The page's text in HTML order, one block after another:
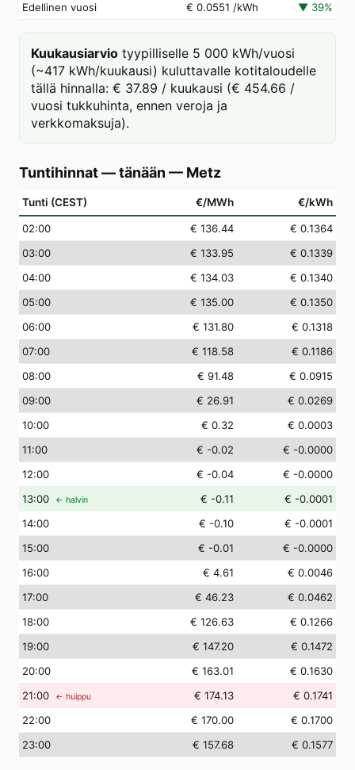
Edellinen vuosi
€ 0.0551 /kWh ▼ 39%
Kuukausiarvio tyypilliselle 5 000 kWh/vuosi
(~417 kWh/kuukausi) kuluttavalle kotitaloudelle
tällä hinnalla: € 37.89 / kuukausi (€ 454.66 /
vuosi tukkuhinta, ennen veroja ja
verkkomaksuja).
Tuntihinnat — tänään — Metz
Tunti (CEST) €/MWh €/kWh
02:00 € 136.44
€ 0.1364
03:00 € 133.95
€ 0.1339
04:00 € 134.03
€ 0.1340
05:00 € 135.00
€ 0.1350
06:00 € 131.80
€ 0.1318
07:00 € 118.58
€ 0.1186
08:00 € 91.48
€ 0.0915
09:00 € 26.91
€ 0.0269
10:00 € 0.32
€ 0.0003
11:00 € -0.02
€ -0.0000
12:00 € -0.04
€ -0.0000
13:00 ← halvin € -0.11
€ -0.0001
14:00 € -0.10
€ -0.0001
15:00 € -0.01
€ -0.0000
16:00 € 4.61
€ 0.0046
17:00 € 46.23
€ 0.0462
18:00 € 126.63
€ 0.1266
19:00 € 147.20
€ 0.1472
20:00 € 163.01
€ 0.1630
21:00 ← huippu € 174.13
€ 0.1741
22:00 € 170.00
€ 0.1700
23:00 € 157.68 € 0.1577